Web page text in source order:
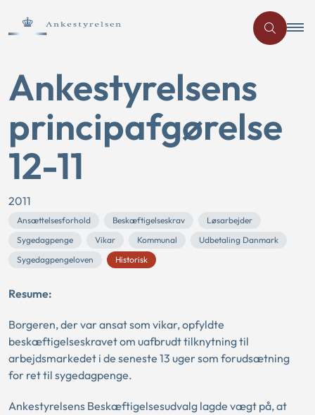
Ankestyrelsens
principafgørelse
12-11
2011
Ansættelsesforhold Beskæftigelseskrav
Løsarbejder
Sygedagpenge
Vikar Kommunal
Udbetaling Danmark
Sygedagpengeloven
Historisk
Resume:
Borgeren, der var ansat som vikar, opfyldte
beskæftigelseskravet om uafbrudt tilknytning til
arbejdsmarkedet i de seneste 13 uger som forudsætning
for ret til sygedagpenge.
Ankestyrelsens Beskæftigelsesudvalg lagde vægt på, at